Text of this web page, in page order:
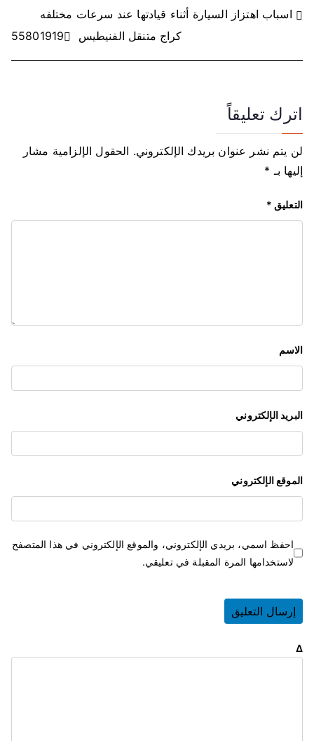
ت
ح
ا
ل
م
ق
ت
اسباب اهتزاز السيارة أثناء قيادتها عند سرعات مختلفه
كراج متنقل الفنيطيس 55801919
اترك تعليقاً
لن يتم نشر عنوان بريدك الإلكتروني. الحقول الإلزامية مشار
إليها بـ *
التعليق *
الاسم
البريد الإلكتروني
الموقع الإلكتروني
احفظ اسمي، بريدي الإلكتروني، والموقع الإلكتروني في هذا المتصفح
لاستخدامها المرة المقبلة في تعليقي.
Δ